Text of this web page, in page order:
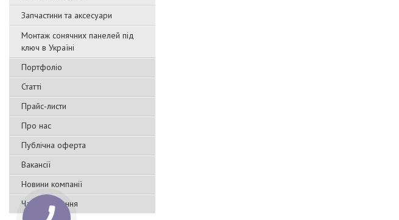
Запчастини та аксесуари
Монтаж сонячних панелей під
ключ в Україні
Портфоліо
Статті
Прайс-листи
Про нас
Публічна оферта
Вакансії
Новини компанії
Часті запитання